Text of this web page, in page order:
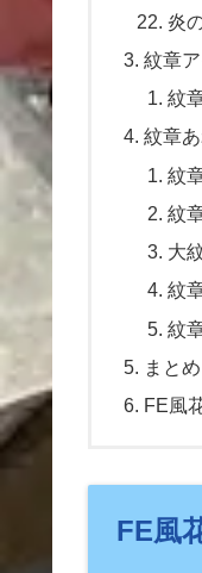
炎
紋章
紋
紋章
紋
紋
大
紋
紋
まとめ
FE風
FE風